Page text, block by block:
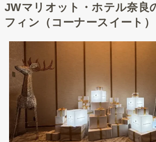
JWマリオット・ホテル奈良
フィン（コーナースイート）